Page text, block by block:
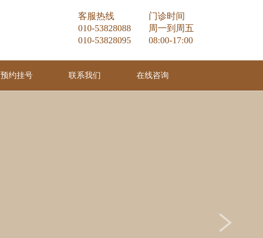
门诊时间
周一到周五
08:00-17:00
客服热线
010-53828088
010-53828095
预约挂号 联系我们 在线咨询